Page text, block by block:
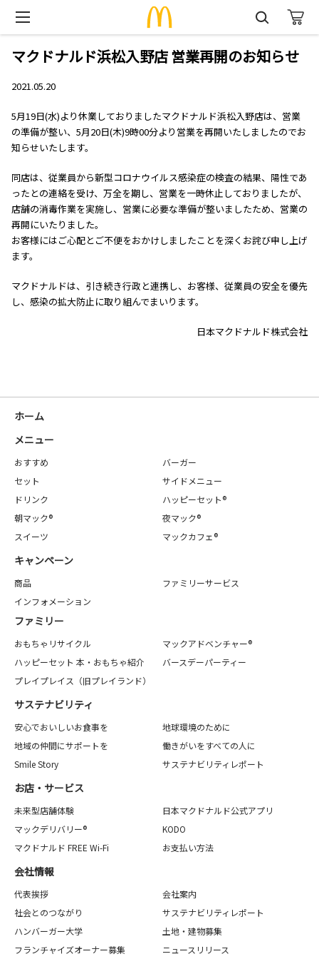
マクドナルド浜松入野店 営業再開のお知らせ
2021.05.20
5月19日(水)より休業しておりましたマクドナルド浜松入野店は、営業
の準備が整い、5月20日(木)9時00分より営業を再開いたしましたのでお
知らせいたします。
同店は、従業員から新型コロナウイルス感染症の検査の結果、陽性であ
ったとの連絡を受け、万全を期し、営業を一時休止しておりましたが、
店舗の消毒作業を実施し、営業に必要な準備が整いましたため、営業の
再開にいたりました。
お客様にはご心配とご不便をおかけしましたことを深くお詫び申し上げ
ます。
マクドナルドは、引き続き行政と連携し、お客様、従業員の安全を優先
し、感染の拡大防止に取り組んでまいります。
日本マクドナルド株式会社
ホーム
メニュー
おすすめ
バーガー
セット
サイドメニュー
ドリンク
ハッピーセット®
朝マック®
夜マック®
スイーツ
マックカフェ®
キャンペーン
商品
ファミリーサービス
インフォメーション
ファミリー
おもちゃリサイクル
マックアドベンチャー®
ハッピーセット 本・おもちゃ紹介
バースデーパーティー
プレイプレイス（旧プレイランド）
サステナビリティ
安心でおいしいお食事を
地球環境のために
地域の仲間にサポートを
働きがいをすべての人に
Smile Story
サステナビリティレポート
お店・サービス
未来型店舗体験
日本マクドナルド公式アプリ
マックデリバリー®
KODO
マクドナルド FREE Wi-Fi
お支払い方法
会社情報
代表挨拶
会社案内
社会とのつながり
サステナビリティレポート
ハンバーガー大学
土地・建物募集
フランチャイズオーナー募集
ニュースリリース